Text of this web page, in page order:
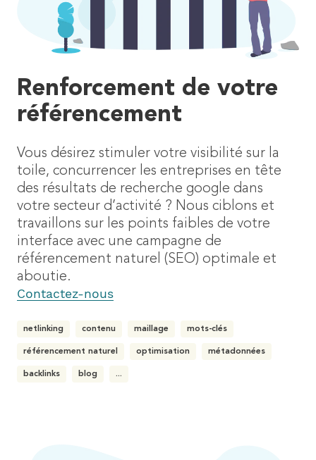
Renforcement de votre
référencement
Vous désirez stimuler votre visibilité sur la
toile, concurrencer les entreprises en tête
des résultats de recherche google dans
votre secteur d’activité ? Nous ciblons et
travaillons sur les points faibles de votre
interface avec une campagne de
référencement naturel (SEO) optimale et
aboutie.
Contactez-nous
netlinking contenu maillage mots-clés
référencement naturel optimisation métadonnées
backlinks blog ...